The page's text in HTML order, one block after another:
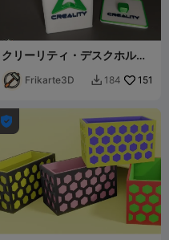
クリーリティ・デスクホルダ
Frikarte3D  184 151
